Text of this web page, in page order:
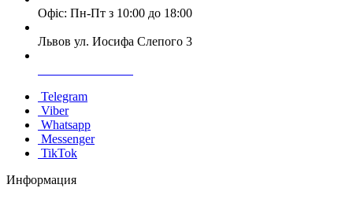
Офіс: Пн-Пт з 10:00 до 18:00
Львов ул. Иосифа Слепого 3
Telegram
Viber
Whatsapp
Messenger
TikTok
Информация